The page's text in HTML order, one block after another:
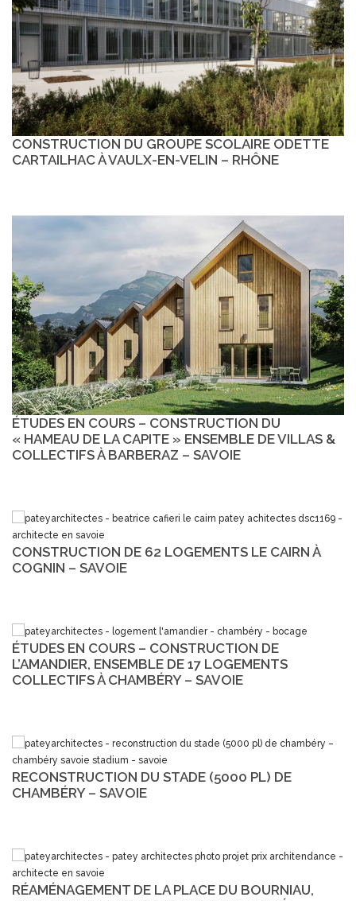
CONSTRUCTION DU GROUPE SCOLAIRE ODETTE
CARTAILHAC À VAULX-EN-VELIN – RHÔNE
ÉTUDES EN COURS – CONSTRUCTION DU
« HAMEAU DE LA CAPITE » ENSEMBLE DE VILLAS &
COLLECTIFS À BARBERAZ – SAVOIE
CONSTRUCTION DE 62 LOGEMENTS LE CAIRN À
COGNIN – SAVOIE
ÉTUDES EN COURS – CONSTRUCTION DE
L’AMANDIER, ENSEMBLE DE 17 LOGEMENTS
COLLECTIFS À CHAMBÉRY – SAVOIE
RECONSTRUCTION DU STADE (5000 PL) DE
CHAMBÉRY – SAVOIE
RÉAMÉNAGEMENT DE LA PLACE DU BOURNIAU,